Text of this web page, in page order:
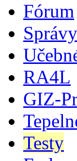
Fórum
Správy
RA4L
GIZ-
Testy